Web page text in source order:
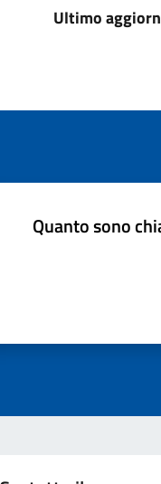
Ultimo
Quanto sono